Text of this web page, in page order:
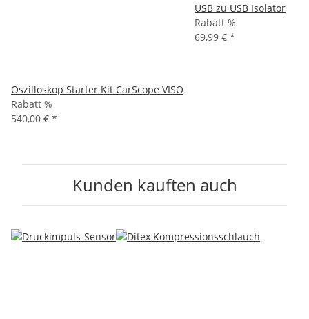
Oszilloskop Starter Kit CarScope VISO
Rabatt %
540,00 € *
USB zu USB Isolator
Rabatt %
69,99 € *
Kunden kauften auch